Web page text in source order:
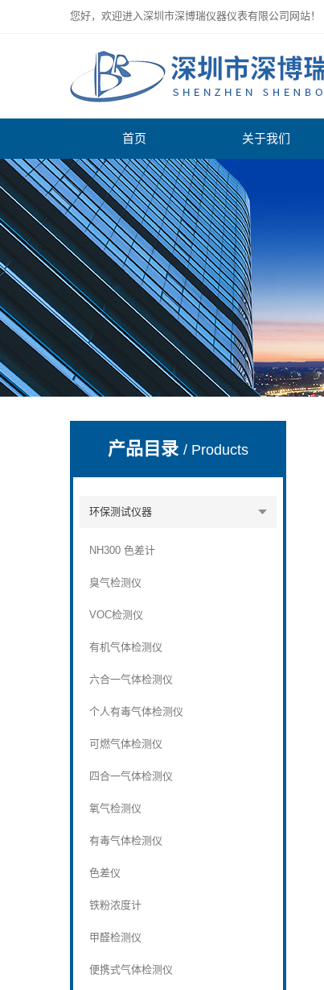
您好，欢迎进入深圳市深博瑞仪器仪表有限公司网站！
深圳市深博瑞仪器仪表有限公司
首页 关于我们
产品目录/ Products
环保测试仪器
NH300 色差计
臭气检测仪
VOC检测仪
有机气体检测仪
六合一气体检测仪
个人有毒气体检测仪
可燃气体检测仪
四合一气体检测仪
氧气检测仪
有毒气体检测仪
色差仪
铁粉浓度计
甲醛检测仪
便携式气体检测仪